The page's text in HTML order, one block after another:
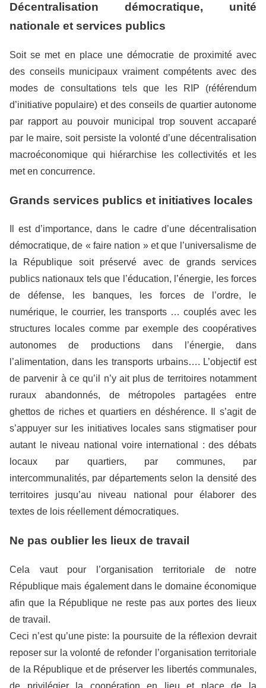
Décentralisation démocratique, unité
nationale et services publics
Soit se met en place une démocratie de proximité avec
des conseils municipaux vraiment compétents avec des
modes de consultations tels que les RIP (référendum
d’initiative populaire) et des conseils de quartier autonome
par rapport au pouvoir municipal trop souvent accaparé
par le maire, soit persiste la volonté d’une décentralisation
macroéconomique qui hiérarchise les collectivités et les
met en concurrence.
Grands services publics et initiatives locales
Il est d’importance, dans le cadre d’une décentralisation
démocratique, de « faire nation » et que l’universalisme de
la République soit préservé avec de grands services
publics nationaux tels que l’éducation, l’énergie, les forces
de défense, les banques, les forces de l’ordre, le
numérique, le courrier, les transports … couplés avec les
structures locales comme par exemple des coopératives
autonomes de productions dans l’énergie, dans
l’alimentation, dans les transports urbains…. L’objectif est
de parvenir à ce qu’il n’y ait plus de territoires notamment
ruraux abandonnés, de métropoles partagées entre
ghettos de riches et quartiers en déshérence. Il s’agit de
s’appuyer sur les initiatives locales sans stigmatiser pour
autant le niveau national voire international : des débats
locaux par quartiers, par communes, par
intercommunalités, par départements selon la densité des
territoires jusqu’au niveau national pour élaborer des
textes de lois réellement démocratiques.
Ne pas oublier les lieux de travail
Cela vaut pour l’organisation territoriale de notre
République mais également dans le domaine économique
afin que la République ne reste pas aux portes des lieux
de travail.
Ceci n’est qu’une piste: la poursuite de la réflexion devrait
reposer sur la volonté de refonder l’organisation territoriale
de la République et de préserver les libertés communales,
de privilégier la coopération en lieu et place de la